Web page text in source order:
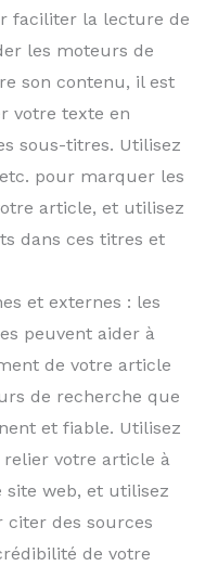
faciliter la lecture de
les moteurs de
son contenu, il est
votre texte en
sous-titres. Utilisez
etc. pour marquer les
article, et utilisez
dans ces titres et
et externes : les
peuvent aider à
de votre article
de recherche que
et fiable. Utilisez
votre article à
site web, et utilisez
citer des sources
de votre